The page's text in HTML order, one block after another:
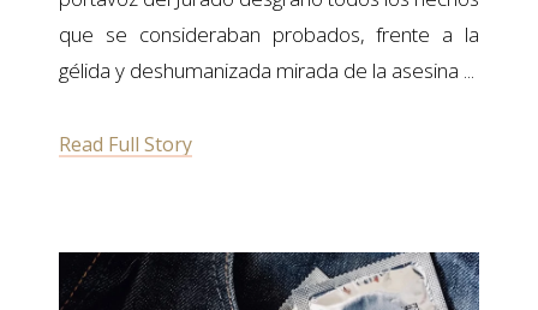
que se consideraban probados, frente a la
gélida y deshumanizada mirada de la asesina
Read Full Story